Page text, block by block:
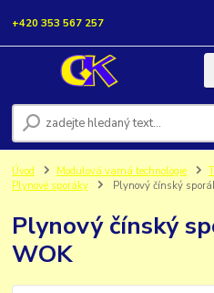
+420 353 567 257
Úvod Modulová varná technologie
Plynové sporáky
Plynový čínský
Plynový čínský
WOK